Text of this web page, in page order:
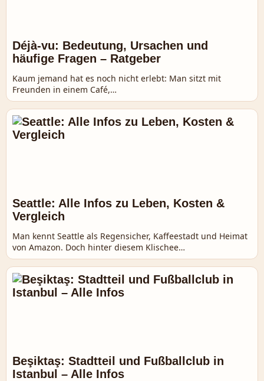
Déjà-vu: Bedeutung, Ursachen und
häufige Fragen – Ratgeber
Kaum jemand hat es noch nicht erlebt: Man sitzt mit
Freunden in einem Café,…
Seattle: Alle Infos zu Leben, Kosten &
Vergleich
Man kennt Seattle als Regensicher, Kaffeestadt und Heimat
von Amazon. Doch hinter diesem Klischee…
Beşiktaş: Stadtteil und Fußballclub in
Istanbul – Alle Infos